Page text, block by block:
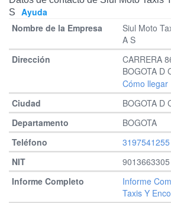
S
Ayuda
Siul Moto
A S
CARRERA
BOGOTA D
Cómo llegar
BOGOTA D
BOGOTA
3197541255
9013663305
Informe
Taxis Y